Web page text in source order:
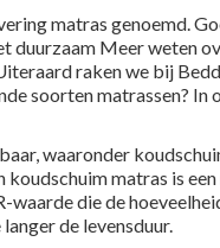
matras genoemd.
Meer weten
raken we bij
soorten matrassen? In
waaronder
koudschuim matras is
die de
de levensduur.